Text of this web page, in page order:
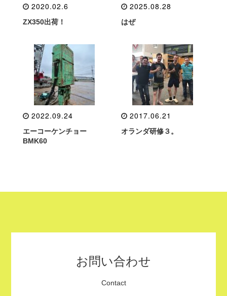
2020.02.6
ZX350出荷！
2025.08.28
はぜ
2022.09.24
エーコーケンチョー
BMK60
2017.06.21
オランダ研修３。
お問い合わせ
Contact